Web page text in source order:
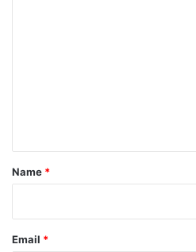
*
Name *
Email *